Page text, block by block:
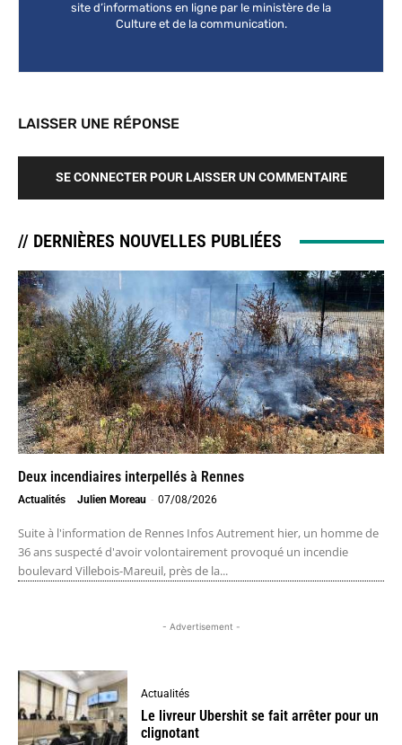
site d’informations en ligne par le ministère de la
Culture et de la communication.
LAISSER UNE RÉPONSE
SE CONNECTER POUR LAISSER UN COMMENTAIRE
// DERNIÈRES NOUVELLES PUBLIÉES
Deux incendiaires interpellés à Rennes
Actualités Julien Moreau - 07/08/2026
Suite à l'information de Rennes Infos Autrement hier, un homme de
36 ans suspecté d'avoir volontairement provoqué un incendie
boulevard Villebois-Mareuil, près de la...
- Advertisement -
Actualités
Le livreur Ubershit se fait arrêter pour un
clignotant